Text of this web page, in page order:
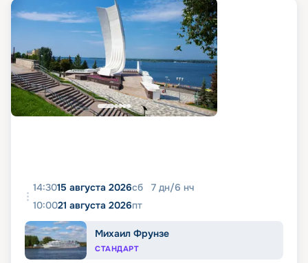
14:3015 августа 2026сб 7 дн/6 нч
10:0021 августа 2026пт
Михаил Фрунзе
СТАНДАРТ